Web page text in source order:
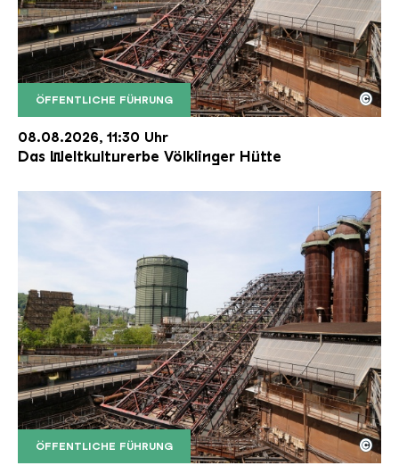
ÖFFENTLICHE FÜHRUNG
Der Erzschrägaufzug der Völklinger Hütte mit
Copyright: Weltkulturerbe Völklinger Hütte | Karl
©
08.08.2026, 11:30 Uhr
Das Weltkulturerbe Völklinger Hütte
ÖFFENTLICHE FÜHRUNG
Der Erzschrägaufzug der Völklinger Hütte mit
Copyright: Weltkulturerbe Völklinger Hütte | Karl
©